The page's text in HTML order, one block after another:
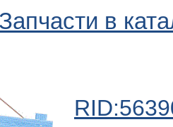
Запчасти в